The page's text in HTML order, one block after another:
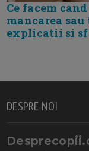
Ce facem
mancarea
explicatii si
DESPRE NOI